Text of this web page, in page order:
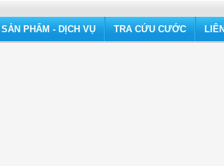
SẢN PHẨM - DỊCH VỤ TRA CỨU CƯỚC